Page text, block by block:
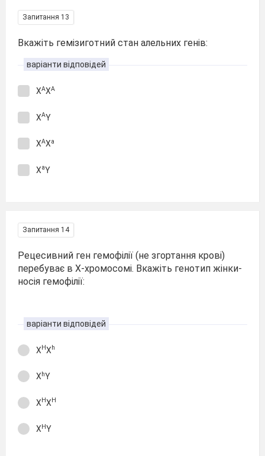
Запитання 13
Вкажіть гемізиготний стан алельних генів:
варіанти відповідей
XАXА
XАY
XАXа
XаY
Запитання 14
Рецесивний ген гемофілії (не згортання крові)
перебуває в Х-хромосомі. Вкажіть генотип жінки-
носія гемофілії:
варіанти відповідей
Х НХ h
ХhY
Х НХ Н
ХНY